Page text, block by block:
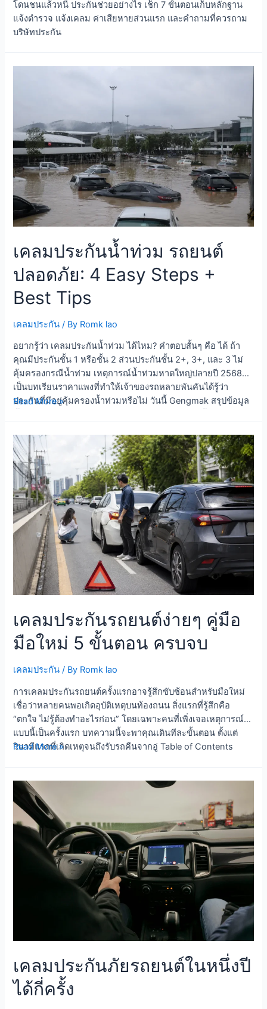
โดนชนแล้วหนี ประกันช่วยอย่างไร เช็ก 7 ขั้นตอนเก็บหลักฐาน
แจ้งตำรวจ แจ้งเคลม ค่าเสียหายส่วนแรก และคำถามที่ควรถาม
บริษัทประกัน
เคลมประกันน้ำท่วม รถยนต์
ปลอดภัย: 4 Easy Steps +
Best Tips
เคลมประกัน / By Romk lao
อยากรู้ว่า เคลมประกันน้ำท่วม ได้ไหม? คำตอบสั้นๆ คือ ได้ ถ้า
คุณมีประกันชั้น 1 หรือชั้น 2 ส่วนประกันชั้น 2+, 3+, และ 3 ไม่
คุ้มครองกรณีน้ำท่วม เหตุการณ์น้ำท่วมหาดใหญ่ปลายปี 2568
เป็นบทเรียนราคาแพงที่ทำให้เจ้าของรถหลายพันคันได้รู้ว่า
ประกันที่มีอยู่คุ้มครองน้ำท่วมหรือไม่ วันนี้ Gengmak สรุปข้อมูล
การเคลมประกันน้ำท่วม กรณี Total Loss (เสียหายทั้งคัน) จ่าย
คืนเท่าไร? รถ EV น้ำท่วม — ปัญหาใหญ่กว่ารถน้ำมัน คำถามที่
พบบ่อย ประกันชั้นไหน คุ้มครองน้ำท่วม? ประเภทประกัน น้ำท่วม
รถหาย ไฟไหม้ ชนเอง ชั้น 1
คุ้มครอง …
เคลม
ท่วม
รถยนต์
ปลอดภัย:
Easy
Steps
+
Best
Read More »
เคลมประกันรถยนต์ง่ายๆ คู่มือ
มือใหม่ 5 ขั้นตอน ครบจบ
เคลมประกัน / By Romk lao
การเคลมประกันรถยนต์ครั้งแรกอาจรู้สึกซับซ้อนสำหรับมือใหม่
เชื่อว่าหลายคนพอเกิดอุบัติเหตุบนท้องถนน สิ่งแรกที่รู้สึกคือ
“ตกใจ ไม่รู้ต้องทำอะไรก่อน” โดยเฉพาะคนที่เพิ่งเจอเหตุการณ์
แบบนี้เป็นครั้งแรก บทความนี้จะพาคุณเดินทีละขั้นตอน ตั้งแต่
วินาทีแรกที่เกิดเหตุจนถึงรับรถคืนจากอู่ Table of Contents
เจ้าหน้าที่สำรวจภัยมาถึง ขั้นตอนที่ 5: นำรถเข้าซ่อม เคลม
ประกันรถยนต์ ฝ่ายถูก vs ฝ่ายผิด — ต่างกันยังไง? ชนแล้วหนี
(Hit & Run) ทำยังไง? คำถามที่พบบ่อย ขั้นตอนที่ 1: ตั้งสติ + ดูแล
ความปลอดภัย หยุดรถ ห้ามหนีจากที่เกิดเหตุเด็ดขาด (ผิด
กฎหมาย) เปิดไฟฉุกเฉิน วางสามเหลี่ยมสะท้อนแสงหลังรถ ตรวจ
ดูว่ามีคนบาดเจ็บไหม ถ้ามี โทร 1669 …
เคลม
ง่ายๆ
คู่มือ
มือ
ใหม่
Read More »
เคลมประกันภัยรถยนต์ในหนึ่งปี
ได้กี่ครั้ง